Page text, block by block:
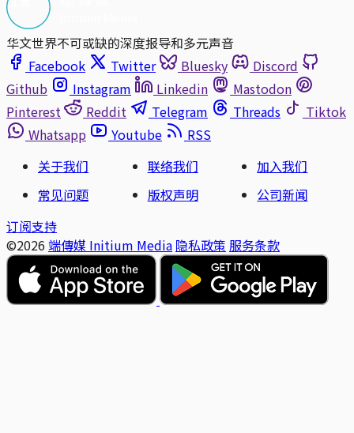
华文世界不可或缺的深度报导和多元声音
Facebook
Twitter Bluesky
Discord
Github
Instagram Linkedin
Mastodon
Pinterest
Reddit Telegram Threads
Tiktok
Whatsapp
Youtube
RSS
关于我们
联络我们
加入我们
常见问题
版权声明
公司新闻
订阅支持
©2026 端傳媒 Initium Media 隐私政策 服务条款